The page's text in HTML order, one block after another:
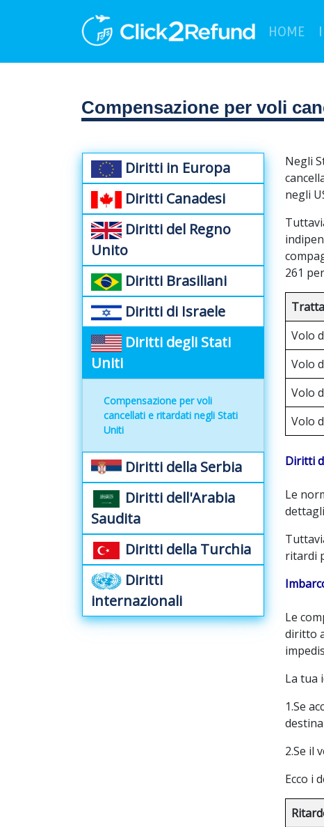
HOME
Compensazione per voli
Diritti in Europa
Diritti Canadesi
Diritti del Regno
Unito
Diritti Brasiliani
Diritti di Israele
Diritti degli Stati
Uniti
Compensazione per voli
cancellati e ritardati negli Stati
Uniti
Diritti della Serbia
Diritti dell'Arabia
Saudita
Diritti della Turchia
Diritti
internazionali
Negli
negli
261
Volo
Volo
Volo
Volo
Diritti
Le
ritardi
Le
diritto
La tua
1.Se
2.Se il
Ecco i